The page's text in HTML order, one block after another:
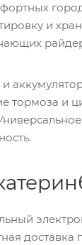
и
тормоза и
доставка